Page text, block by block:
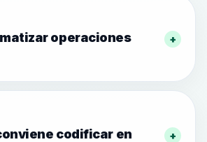
operaciones
+
codificar en
+